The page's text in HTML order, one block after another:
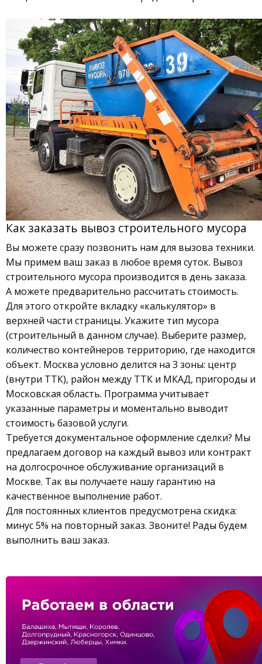
Как заказать вывоз строительного мусора
Вы можете сразу позвонить нам для вызова техники.
Мы примем ваш заказ в любое время суток. Вывоз
строительного мусора производится в день заказа.
А можете предварительно рассчитать стоимость.
Для этого откройте вкладку «калькулятор» в
верхней части страницы. Укажите тип мусора
(строительный в данном случае). Выберите размер,
количество контейнеров территорию, где находится
объект. Москва условно делится на 3 зоны: центр
(внутри ТТК), район между ТТК и МКАД, пригороды и
Московская область. Программа учитывает
указанные параметры и моментально выводит
стоимость базовой услуги.
Требуется документальное оформление сделки? Мы
предлагаем договор на каждый вывоз или контракт
на долгосрочное обслуживание организаций в
Москве. Так вы получаете нашу гарантию на
качественное выполнение работ.
Для постоянных клиентов предусмотрена скидка:
минус 5% на повторный заказ. Звоните! Рады будем
выполнить ваш заказ.